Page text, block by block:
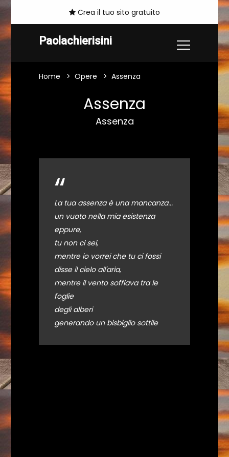
Crea il tuo sito gratuito
Paolachierisini
Home Opere Assenza
Assenza
Assenza
“
La tua assenza è una mancanza...
un vuoto nella mia esistenza
eppure,
tu non ci sei,
mentre io vorrei che tu ci fossi
disse il cielo all'aria,
mentre il vento soffiava tra le
foglie
degli alberi
generando un bisbiglio sottile